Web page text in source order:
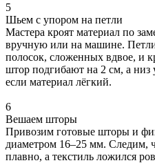
5
Шьем с упором на петли
Мастера кроят материал по
вручную или на машине.
полосок, сложенных вдвое, и
штор подгибают на 2 см, а
если материал лёгкий.
6
Вешаем шторы
Привозим готовые шторы и
диаметром 16–25 мм. Следим,
плавно, а текстиль ложился